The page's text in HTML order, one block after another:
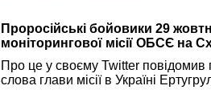
Проросійські бойовики 29
моніторингової місії ОБСЄ на
Про це у своєму Twitter
слова глави місії в Україні